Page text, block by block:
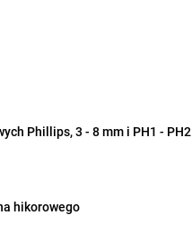
Phillips, 3 - 8 mm i PH1 - PH2
hikorowego